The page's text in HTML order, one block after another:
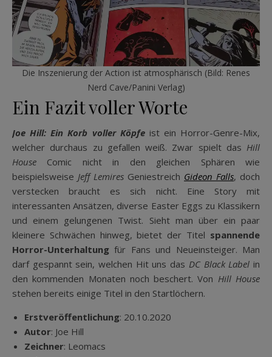
Die Inszenierung der Action ist atmosphärisch (Bild: Renes
Nerd Cave/Panini Verlag)
Ein Fazit voller Worte
Joe Hill: Ein Korb voller Köpfeist ein Horror-Genre-Mix,
welcher durchaus zu gefallen weiß. Zwar spielt das Hill
House Comic nicht in den gleichen Sphären wie
beispielsweise Jeff Lemires Geniestreich Gideon Falls, doch
verstecken braucht es sich nicht. Eine Story mit
interessanten Ansätzen, diverse Easter Eggs zu Klassikern
und einem gelungenen Twist. Sieht man über ein paar
kleinere Schwächen hinweg, bietet der Titel spannende
Horror-Unterhaltung für Fans und Neueinsteiger. Man
darf gespannt sein, welchen Hit uns das DC Black Label in
den kommenden Monaten noch beschert. Von Hill House
stehen bereits einige Titel in den Startlöchern.
Erstveröffentlichung: 20.10.2020
Autor: Joe Hill
Zeichner: Leomacs